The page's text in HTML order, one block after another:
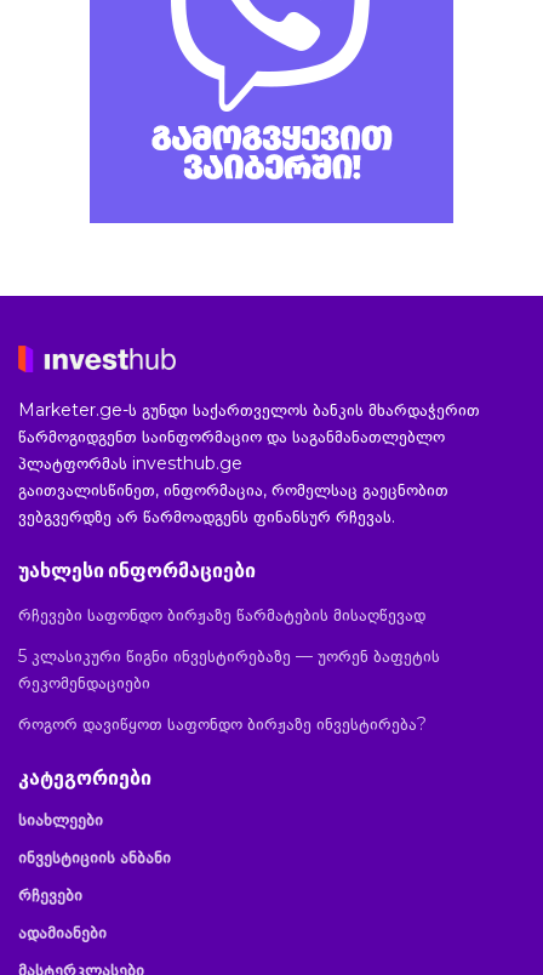
Marketer.ge-ს გუნდი საქართველოს ბანკის მხარდაჭერით
წარმოგიდგენთ საინფორმაციო და საგანმანათლებლო
პლატფორმას investhub.ge
გაითვალისწინეთ, ინფორმაცია, რომელსაც გაეცნობით
ვებგვერდზე არ წარმოადგენს ფინანსურ რჩევას.
უახლესი ინფორმაციები
რჩევები საფონდო ბირჟაზე წარმატების მისაღწევად
5 კლასიკური წიგნი ინვესტირებაზე — უორენ ბაფეტის
რეკომენდაციები
როგორ დავიწყოთ საფონდო ბირჟაზე ინვესტირება?
კატეგორიები
სიახლეები
ინვესტიციის ანბანი
რჩევები
ადამიანები
მასტერკლასები